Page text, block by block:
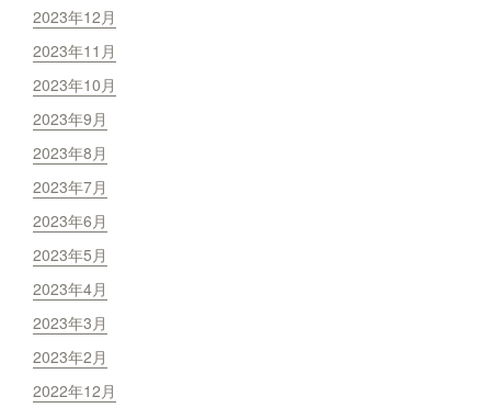
2023年12月
2023年11月
2023年10月
2023年9月
2023年8月
2023年7月
2023年6月
2023年5月
2023年4月
2023年3月
2023年2月
2022年12月